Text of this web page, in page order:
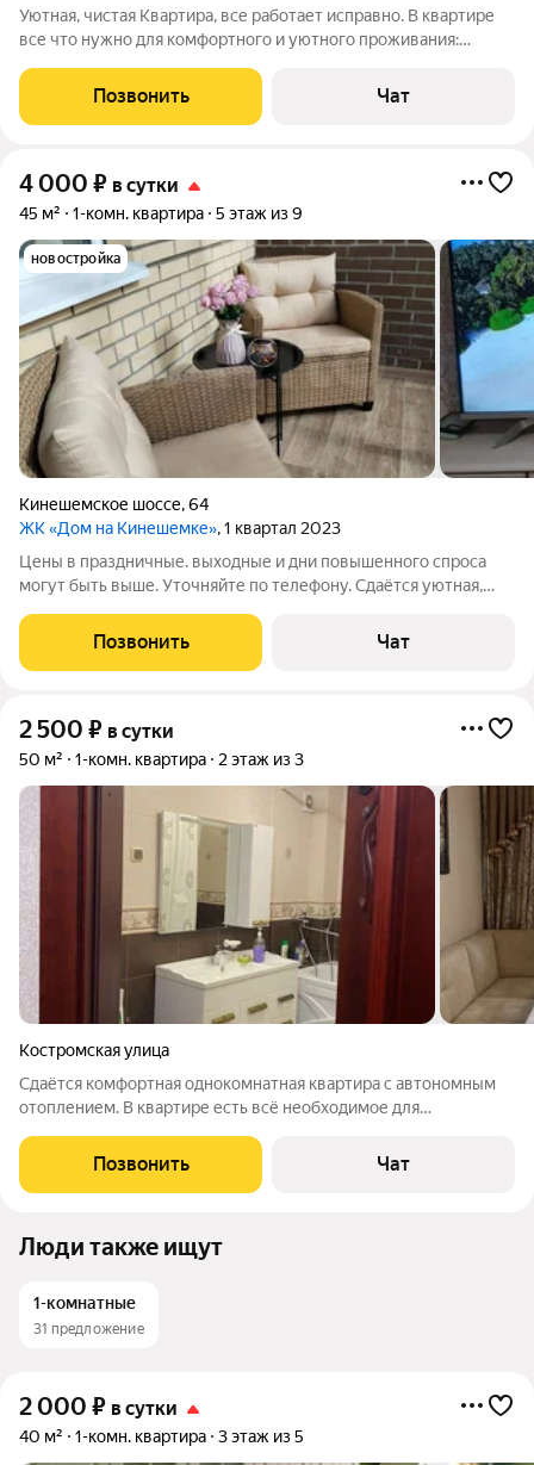
Уютная, чистая Квартира, все работает исправно. В квартире
все что нужно для комфортного и уютного проживания:
-Телевизор -Стиральная машина -Полотенца -Удобный
раскладной диван -Чистое постельное
Позвонить Чат
4 000 ₽ в сутки
45 м² 1-комн. квартира 5 этаж из 9
новостройка
Кинешемское шоссе,64
ЖК «Дом на Кинешемке», 1 квартал 2023
Цены в праздничные. выходные и дни повышенного спроса
могут быть выше. Уточняйте по телефону. Сдаётся уютная,
автономным отоплением. Территория огорожена. Всегда есть
свободные места для
Позвонить Чат
2 500 ₽ в сутки
50 м² 1-комн. квартира 2 этаж из 3
Костромская улица
Сдаётся комфортная однокомнатная квартира с автономным
отоплением. В квартире есть всё необходимое для
увеселительных и шумных мероприятий, при заселении
подписывается договор и вносится залог,
Позвонить Чат
Люди также ищут
1-комнатные
31 предложение
2 000 ₽ в сутки
40 м² 1-комн. квартира 3 этаж из 5